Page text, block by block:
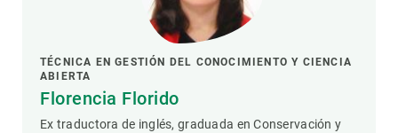
TÉCNICA EN GESTIÓN DEL CONOCIMIENTO Y CIENCIA
ABIERTA
Florencia Florido
Ex traductora de inglés, graduada en Conservación y